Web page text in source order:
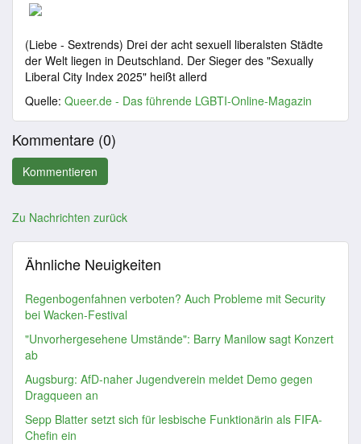
(Liebe - Sextrends) Drei der acht sexuell liberalsten Städte
der Welt liegen in Deutschland. Der Sieger des "Sexually
Liberal City Index 2025" heißt allerd
Quelle: Queer.de - Das führende LGBTI-Online-Magazin
Kommentare (0)
Zu Nachrichten zurück
Ähnliche Neuigkeiten
Regenbogenfahnen verboten? Auch Probleme mit Security
bei Wacken-Festival
"Unvorhergesehene Umstände": Barry Manilow sagt Konzert
ab
Augsburg: AfD-naher Jugendverein meldet Demo gegen
Dragqueen an
Sepp Blatter setzt sich für lesbische Funktionärin als FIFA-
Chefin ein